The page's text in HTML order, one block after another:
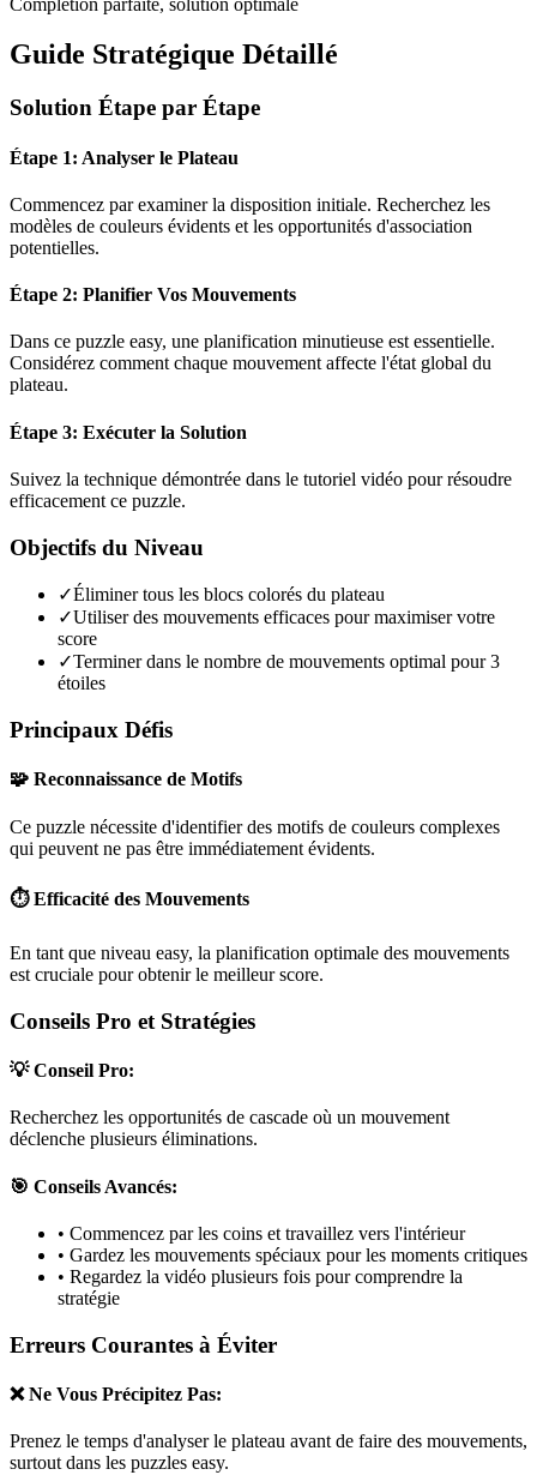
Guide Stratégique Détaillé
Solution Étape par Étape
Étape 1: Analyser le Plateau
Commencez par examiner la disposition initiale. Recherchez les
modèles de couleurs évidents et les opportunités d'association
potentielles.
Étape 2: Planifier Vos Mouvements
Dans ce puzzle easy, une planification minutieuse est essentielle.
Considérez comment chaque mouvement affecte l'état global du
plateau.
Étape 3: Exécuter la Solution
Suivez la technique démontrée dans le tutoriel vidéo pour résoudre
efficacement ce puzzle.
Objectifs du Niveau
✓Éliminer tous les blocs colorés du plateau
✓Utiliser des mouvements efficaces pour maximiser votre
score
✓Terminer dans le nombre de mouvements optimal pour 3
étoiles
Principaux Défis
🧩 Reconnaissance de Motifs
Ce puzzle nécessite d'identifier des motifs de couleurs complexes
qui peuvent ne pas être immédiatement évidents.
⏱️ Efficacité des Mouvements
En tant que niveau easy, la planification optimale des mouvements
est cruciale pour obtenir le meilleur score.
Conseils Pro et Stratégies
💡 Conseil Pro:
Recherchez les opportunités de cascade où un mouvement
déclenche plusieurs éliminations.
🎯 Conseils Avancés:
• Commencez par les coins et travaillez vers l'intérieur
• Gardez les mouvements spéciaux pour les moments critiques
• Regardez la vidéo plusieurs fois pour comprendre la
stratégie
Erreurs Courantes à Éviter
❌ Ne Vous Précipitez Pas:
Prenez le temps d'analyser le plateau avant de faire des mouvements,
surtout dans les puzzles easy.